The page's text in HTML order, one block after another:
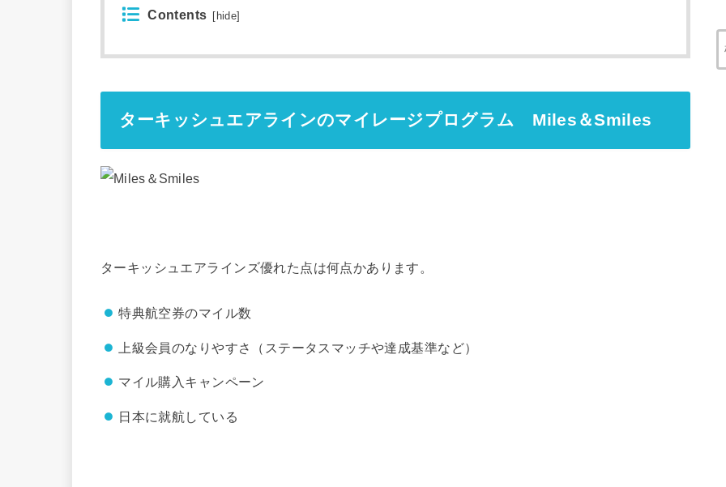
Contents [ hide]
ターキッシュエアラインのマイレージプログラム Miles＆Smiles
ターキッシュエアラインズ優れた点は何点かあります。
特典航空券のマイル数
上級会員のなりやすさ（ステータスマッチや達成基準など）
マイル購入キャンペーン
日本に就航している